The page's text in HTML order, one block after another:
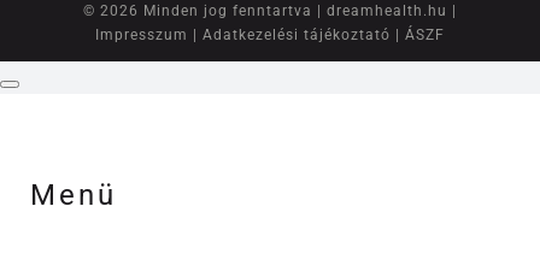
© 2026 Minden jog fenntartva | dreamhealth.hu |
Impresszum | Adatkezelési tájékoztató | ÁSZF
Menü